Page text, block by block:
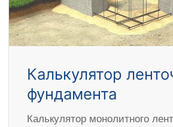
Калькулятор
фундамента
Калькулятор монолитного